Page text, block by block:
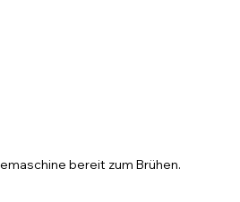
bereit zum Brühen.